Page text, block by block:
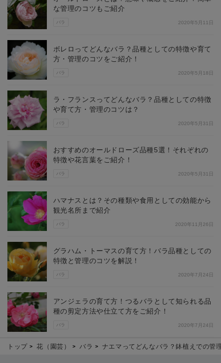
バラ
な管理のコツもご紹介
2020年5月11日
バラ
ボレロってどんなバラ？品種としての特徴や育て
方・管理のコツをご紹介！
2020年5月18日
バラ
ラ・フランスってどんなバラ？品種としての特徴
や育て方・管理のコツは？
2020年5月31日
バラ
おすすめのオールドローズ品種5選！それぞれの
特徴や花言葉をご紹介！
2020年5月31日
バラ
ハマナスとは？その種類や食用としての効能から
観光名所まで紹介
2020年11月26日
バラ
グラハム・トーマスの育て方！バラ品種としての
特徴と管理のコツを解説！
2020年7月24日
バラ
アンジェラの育て方！つるバラとして知られる品
種の剪定方法や仕立て方をご紹介！
2020年7月24日
トップ 花（園芸） バラ ナエマってどんなバラ？鉢植えでの管